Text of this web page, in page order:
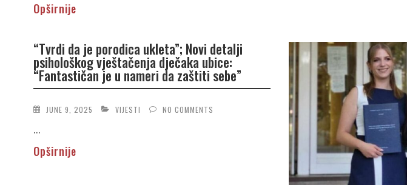
Opširnije
“Tvrdi da je porodica ukleta”; Novi detalji
psihološkog vještačenja dječaka ubice:
“Fantastičan je u nameri da zaštiti sebe”
JUNE 9, 2025 VIJESTI NO COMMENTS
...
Opširnije